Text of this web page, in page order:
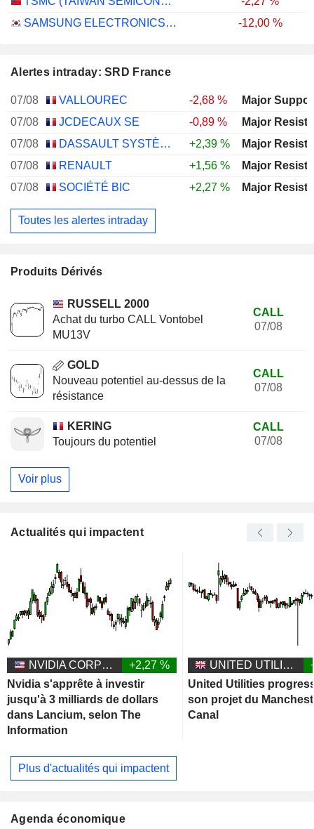
SAMSUNG ELECTRONICS CO., LTD.
-12,00 %
Alertes intraday: SRD France
07/08 VALLOUREC
-2,68 %
07/08
JCDECAUX SE
-0,89 %
07/08
DASSAULT SYSTÈMES SE
+2,39 %
07/08
RENAULT
+1,56 %
07/08
SOCIÉTÉ BIC +2,27 %
Toutes les alertes intraday
Produits Dérivés
RUSSELL 2000
Achat du turbo CALL Vontobel
MU13V
CALL
07/08
GOLD
Nouveau potentiel au-dessus de la
résistance
CALL
07/08
KERING
Toujours du potentiel
CALL
07/08
Voir plus
Actualités qui impactent
NVIDIA CORPORATION
+2,27 %
Nvidia s'apprête à investir
jusqu'à 3 milliards de dollars
dans Lancium, selon The
Information
UNITED UTILITIES GROUP PLC
United Utilities
son projet du
Canal
Plus d'actualités qui impactent
Agenda économique